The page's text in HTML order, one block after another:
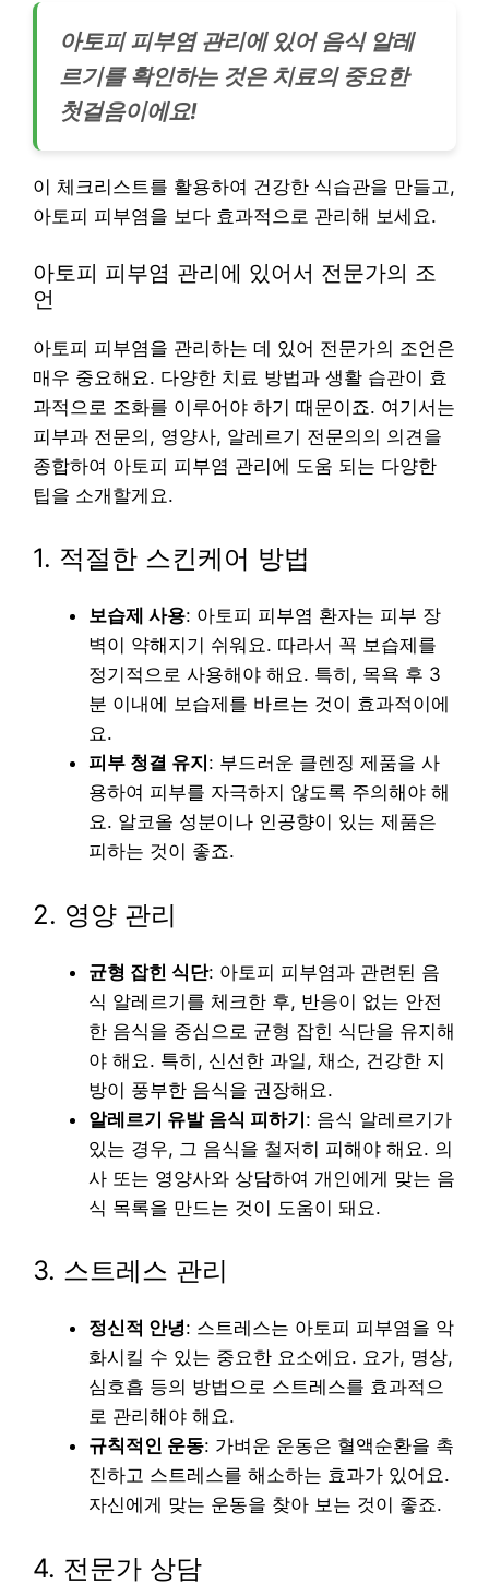
아토피 피부염 관리에 있어 음식 알레
르기를 확인하는 것은 치료의 중요한
첫걸음이에요!
이 체크리스트를 활용하여 건강한 식습관을 만들고,
아토피 피부염을 보다 효과적으로 관리해 보세요.
아토피 피부염 관리에 있어서 전문가의 조
언
아토피 피부염을 관리하는 데 있어 전문가의 조언은
매우 중요해요. 다양한 치료 방법과 생활 습관이 효
과적으로 조화를 이루어야 하기 때문이죠. 여기서는
피부과 전문의, 영양사, 알레르기 전문의의 의견을
종합하여 아토피 피부염 관리에 도움 되는 다양한
팁을 소개할게요.
1. 적절한 스킨케어 방법
보습제 사용: 아토피 피부염 환자는 피부 장
벽이 약해지기 쉬워요. 따라서 꼭 보습제를
정기적으로 사용해야 해요. 특히, 목욕 후 3
분 이내에 보습제를 바르는 것이 효과적이에
요.
피부 청결 유지 : 부드러운 클렌징 제품을 사
용하여 피부를 자극하지 않도록 주의해야 해
요. 알코올 성분이나 인공향이 있는 제품은
피하는 것이 좋죠.
2. 영양 관리
균형 잡힌 식단: 아토피 피부염과 관련된 음
식 알레르기를 체크한 후, 반응이 없는 안전
한 음식을 중심으로 균형 잡힌 식단을 유지해
야 해요. 특히, 신선한 과일, 채소, 건강한 지
방이 풍부한 음식을 권장해요.
알레르기 유발 음식 피하기: 음식 알레르기가
있는 경우, 그 음식을 철저히 피해야 해요. 의
사 또는 영양사와 상담하여 개인에게 맞는 음
식 목록을 만드는 것이 도움이 돼요.
3. 스트레스 관리
정신적 안녕: 스트레스는 아토피 피부염을 악
화시킬 수 있는 중요한 요소에요. 요가, 명상,
심호흡 등의 방법으로 스트레스를 효과적으
로 관리해야 해요.
규칙적인 운동: 가벼운 운동은 혈액순환을 촉
진하고 스트레스를 해소하는 효과가 있어요.
자신에게 맞는 운동을 찾아 보는 것이 좋죠.
4. 전문가 상담